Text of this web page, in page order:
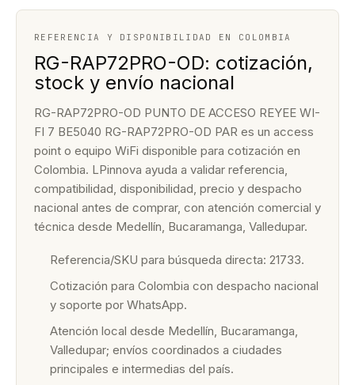
REFERENCIA Y DISPONIBILIDAD EN COLOMBIA
RG-RAP72PRO-OD: cotización,
stock y envío nacional
RG-RAP72PRO-OD PUNTO DE ACCESO REYEE WI-
FI 7 BE5040 RG-RAP72PRO-OD PAR es un access
point o equipo WiFi disponible para cotización en
Colombia. LPinnova ayuda a validar referencia,
compatibilidad, disponibilidad, precio y despacho
nacional antes de comprar, con atención comercial y
técnica desde Medellín, Bucaramanga, Valledupar.
Referencia/SKU para búsqueda directa: 21733.
Cotización para Colombia con despacho nacional
y soporte por WhatsApp.
Atención local desde Medellín, Bucaramanga,
Valledupar; envíos coordinados a ciudades
principales e intermedias del país.